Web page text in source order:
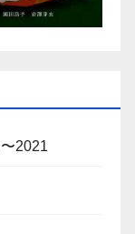
2021